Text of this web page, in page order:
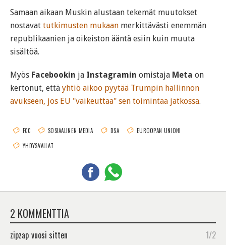
Samaan aikaan Muskin alustaan tekemät muutokset
nostavat tutkimusten mukaan merkittävästi enemmän
republikaanien ja oikeiston ääntä esiin kuin muuta
sisältöä.
Myös Facebookin ja Instagramin omistaja Meta on
kertonut, että yhtiö aikoo pyytää Trumpin hallinnon
avukseen, jos EU "vaikeuttaa" sen toimintaa jatkossa.
FCC SOSIAALINEN MEDIA DSA
EUROOPAN UNIONI
YHDYSVALLAT
2 KOMMENTTIA
zipzap vuosi sitten 1/2